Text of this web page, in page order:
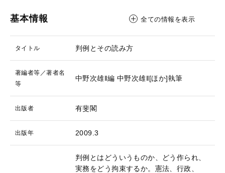
基本情報 全ての情報を表示
タイトル 判例とその読み方
著編者等／著者名
等
中野次雄‖編 中野次雄‖[ほか]執筆
出版者 有斐閣
出版年 2009.3
判例とはどういうものか、どう作られ、
実務をどう拘束するか。憲法、行政、